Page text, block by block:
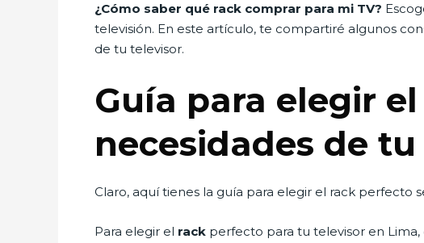
¿Cómo saber qué rack comprar para mi TV?
televisión. En este artículo, te compartiré algunos
de tu televisor.
Guía para elegir
necesidades de
Claro, aquí tienes la guía para elegir el rack perfecto
Para elegir el rack perfecto para tu televisor en